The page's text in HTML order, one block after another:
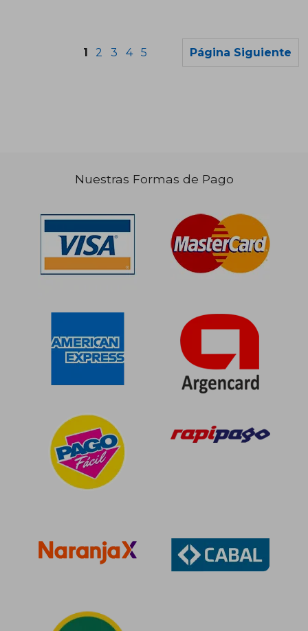
dcto. $ 220.643 dcto.
50%
dcto. $ 173.434
50%
dcto.
1 2 3 4 5 Página Siguiente
Nuestras Formas de Pago